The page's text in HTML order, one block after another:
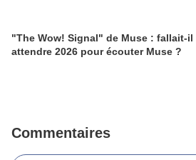
"The Wow! Signal" de Muse : fallait-il
attendre 2026 pour écouter Muse ?
Commentaires